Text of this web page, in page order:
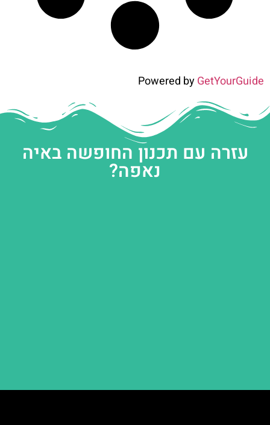
Powered byGetYourGuide
עזרה עם תכנון החופשה באיה
נאפה?